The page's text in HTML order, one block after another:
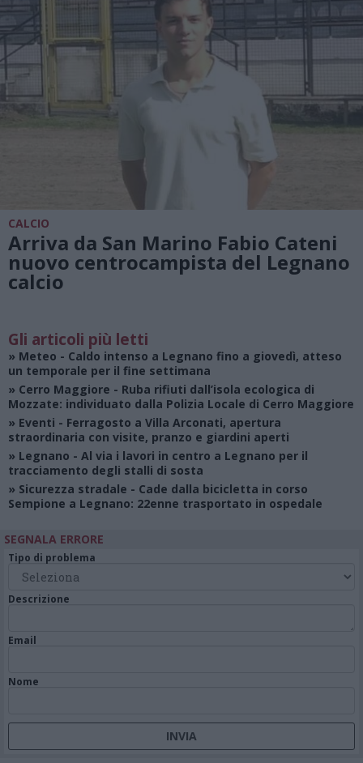
CALCIO
Arriva da San Marino Fabio Cateni
nuovo centrocampista del Legnano
calcio
Gli articoli più letti
» Meteo - Caldo intenso a Legnano fino a giovedì, atteso
un temporale per il fine settimana
» Cerro Maggiore - Ruba rifiuti dall’isola ecologica di
Mozzate: individuato dalla Polizia Locale di Cerro Maggiore
» Eventi - Ferragosto a Villa Arconati, apertura
straordinaria con visite, pranzo e giardini aperti
» Legnano - Al via i lavori in centro a Legnano per il
tracciamento degli stalli di sosta
» Sicurezza stradale - Cade dalla bicicletta in corso
Sempione a Legnano: 22enne trasportato in ospedale
SEGNALA ERRORE
Tipo di problema
Descrizione
Email
Nome